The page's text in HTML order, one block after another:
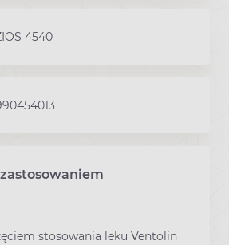
4540
stosowania leku Ventolin